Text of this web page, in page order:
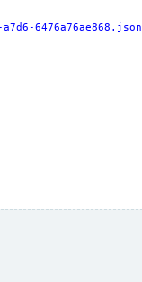
6476a76ae868.json